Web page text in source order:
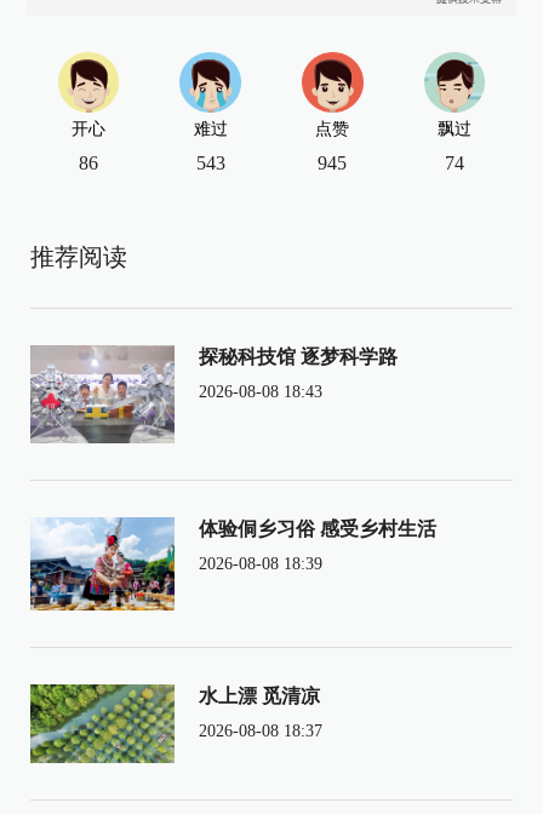
开心
86
难过
543
点赞
945
飘过
74
推荐阅读
探秘科技馆 逐梦科学路
2026-08-08 18:43
体验侗乡习俗 感受乡村生活
2026-08-08 18:39
水上漂 觅清凉
2026-08-08 18:37